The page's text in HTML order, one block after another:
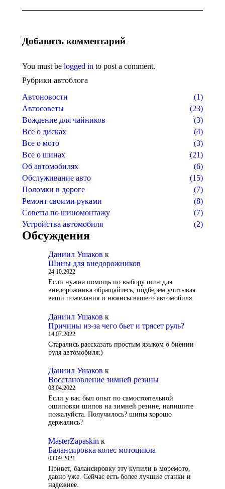
Добавить комментарий
You must be logged in to post a comment.
Рубрики автоблога
Автоновости
(1)
Автосоветы
(23)
Вождение для чайников
(3)
Все о дисках
(4)
Все о мото
(3)
Все о шинах
(21)
Об автомобилях
(6)
Обслуживание авто
(15)
Поломки в дороге
(7)
Ремонт своими руками
(8)
Советы по шиномонтажу
(7)
Устройства автомобиля
(2)
Обсуждения
Даниил Ушаков к
Шины для внедорожников
24.10.2022
Если нужна помощь по выбору шин для
внедорожника обращайтесь, подберем учитывая
ваши пожелания и нюансы вашего автомобиля.
Даниил Ушаков к
Причины из-за чего бьет и трясет руль?
14.07.2022
Старались рассказать простым языком о биении
руля автомобиля:)
Даниил Ушаков к
Восстановление зимней резины
03.04.2022
Если у вас был опыт по самостоятельной
ошиповки шипов на зимней резине, напишите
пожалуйста. Получилось? шипы хорошо
держались?
MasterZapaskin к
Балансировка колес мотоцикла
03.09.2021
Привет, балансировку эту купили в моремото,
давно уже. Сейчас есть более лучшие станки и
надежнее.